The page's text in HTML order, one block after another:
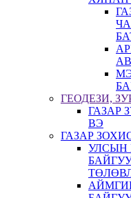
ГЕОДЕЗИ,
ГАЗАР
ВЭ
ГАЗАР
УЛСЫН